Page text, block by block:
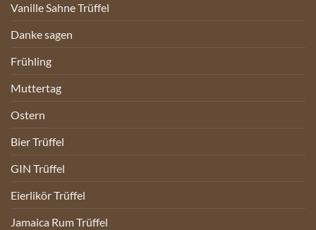
Vanille Sahne Trüffel
Danke sagen
Frühling
Muttertag
Ostern
Bier Trüffel
GIN Trüffel
Eierlikör Trüffel
Jamaica Rum Trüffel